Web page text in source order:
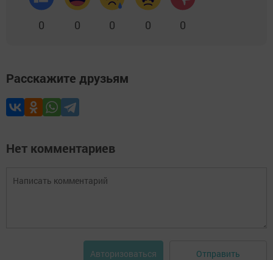
0 0 0 0 0
Расскажите друзьям
Нет комментариев
Авторизоваться Отправить